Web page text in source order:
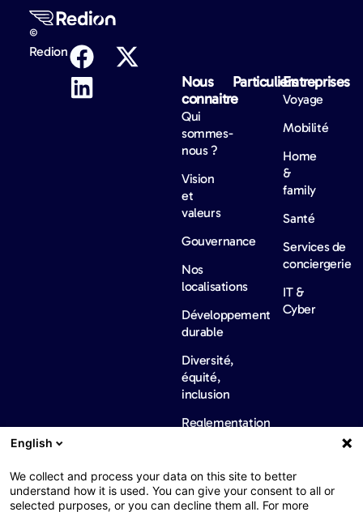
©
Redion
Nous
connaitre​
Qui
sommes-
nous ?
Vision
et
valeurs
Gouvernance
Nos
localisations
Développement
durable
Diversité,
équité,
inclusion
Reglementation
Particuliers​Entreprises​
Voyage
Mobilité
Home
&
family
Santé
Services de
conciergerie
IT &
Cyber
Nos
actualités
contacter​
English
We collect and process your data on this site to better
understand how it is used. You can give your consent to all or
selected purposes, or you can decline them all. For more